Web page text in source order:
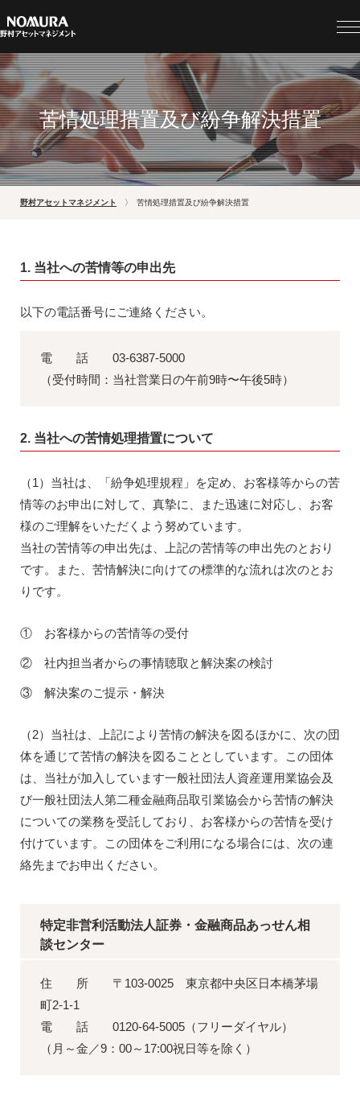
苦情処理措置及び紛争解決措置
野村アセットマネジメント 苦情処理措置及び紛争解決措置
1. 当社への苦情等の申出先
以下の電話番号にご連絡ください。
電 話 03-6387-5000
（受付時間：当社営業日の午前9時〜午後5時）
2. 当社への苦情処理措置について
（1）当社は、「紛争処理規程」を定め、お客様等からの苦
情等のお申出に対して、真摯に、また迅速に対応し、お客
様のご理解をいただくよう努めています。
当社の苦情等の申出先は、上記の苦情等の申出先のとおり
です。また、苦情解決に向けての標準的な流れは次のとお
りです。
① お客様からの苦情等の受付
② 社内担当者からの事情聴取と解決案の検討
③ 解決案のご提示・解決
（2）当社は、上記により苦情の解決を図るほかに、次の団
体を通じて苦情の解決を図ることとしています。この団体
は、当社が加入しています一般社団法人資産運用業協会及
び一般社団法人第二種金融商品取引業協会から苦情の解決
についての業務を受託しており、お客様からの苦情を受け
付けています。この団体をご利用になる場合には、次の連
絡先までお申出ください。
特定非営利活動法人証券・金融商品あっせん相
談センター
住 所 〒103-0025 東京都中央区日本橋茅場
町2-1-1
電 話 0120-64-5005（フリーダイヤル）
（月～金／9：00～17:00祝日等を除く）